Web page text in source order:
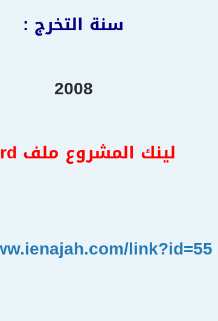
سنة التخرج :
2008
لينك المشروع ملف
link?id=55